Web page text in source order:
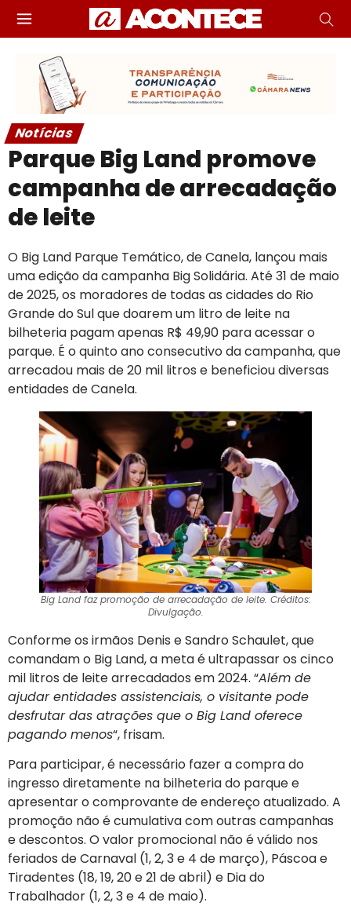
Notícias
Parque Big Land promove
campanha de arrecadação
de leite
O Big Land Parque Temático, de Canela, lançou mais
uma edição da campanha Big Solidária. Até 31 de maio
de 2025, os moradores de todas as cidades do Rio
Grande do Sul que doarem um litro de leite na
bilheteria pagam apenas R$ 49,90 para acessar o
parque. É o quinto ano consecutivo da campanha, que
arrecadou mais de 20 mil litros e beneficiou diversas
entidades de Canela.
Big Land faz promoção de arrecadação de leite. Créditos:
Divulgação.
Conforme os irmãos Denis e Sandro Schaulet, que
comandam o Big Land, a meta é ultrapassar os cinco
mil litros de leite arrecadados em 2024. “Além de
ajudar entidades assistenciais, o visitante pode
desfrutar das atrações que o Big Land oferece
pagando menos“, frisam.
Para participar, é necessário fazer a compra do
ingresso diretamente na bilheteria do parque e
apresentar o comprovante de endereço atualizado. A
promoção não é cumulativa com outras campanhas
e descontos. O valor promocional não é válido nos
feriados de Carnaval (1, 2, 3 e 4 de março), Páscoa e
Tiradentes (18, 19, 20 e 21 de abril) e Dia do
Trabalhador (1, 2, 3 e 4 de maio).